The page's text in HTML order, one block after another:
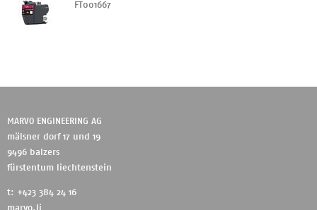
FT001667
MARVO ENGINEERING AG
mälsner dorf 17 und 19
9496 balzers
fürstentum liechtenstein
t: +423 384 24 16